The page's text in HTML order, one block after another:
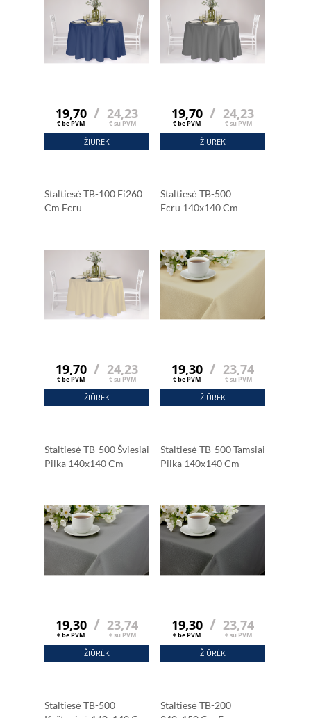
19,70
€ be PVM
/ 24,23
€ su PVM
ŽIŪRĖK
19,70
€ be PVM
/ 24,23
€ su PVM
ŽIŪRĖK
Staltiesė TB-100 Fi260
Cm Ecru
19,70
€ be PVM
/ 24,23
€ su PVM
ŽIŪRĖK
Staltiesė TB-500
Ecru 140x140 Cm
19,30
€ be PVM
/ 23,74
€ su PVM
ŽIŪRĖK
Staltiesė TB-500 Šviesiai
Pilka 140x140 Cm
19,30
€ be PVM
/ 23,74
€ su PVM
ŽIŪRĖK
Staltiesė TB-500 Tamsiai
Pilka 140x140 Cm
19,30
€ be PVM
/ 23,74
€ su PVM
ŽIŪRĖK
Staltiesė TB-500
Staltiesė TB-200